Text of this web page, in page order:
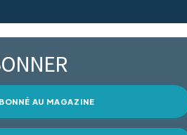
AU MAGAZINE